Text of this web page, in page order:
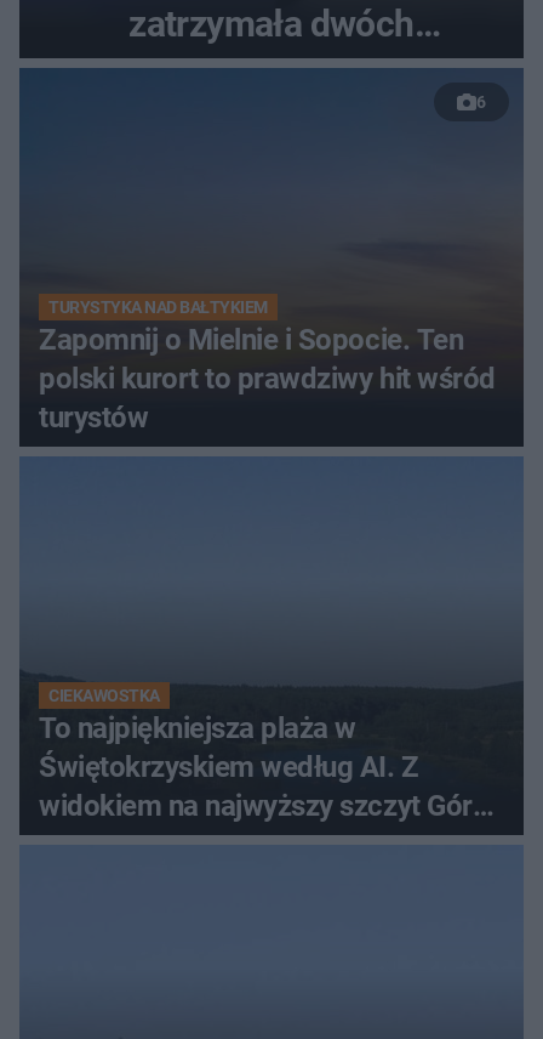
zatrzymała dwóch
nastolatków
6
TURYSTYKA NAD BAŁTYKIEM
Zapomnij o Mielnie i Sopocie. Ten
polski kurort to prawdziwy hit wśród
turystów
CIEKAWOSTKA
To najpiękniejsza plaża w
Świętokrzyskiem według AI. Z
widokiem na najwyższy szczyt Gór
Świętokrzyskich